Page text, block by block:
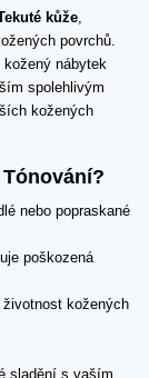
kůže
povrchů.
nábytek
spolehlivým
kožených
nebo popraskané
poškozená
kožených
sladění s vaším